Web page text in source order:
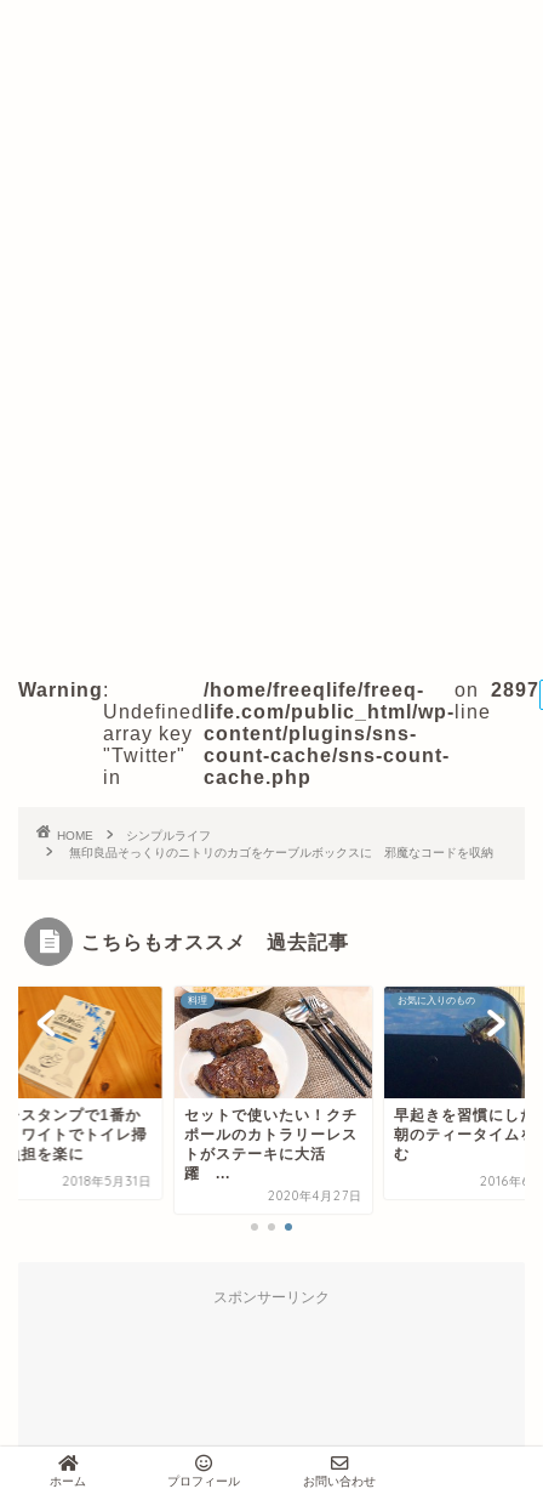
Warning:
Undefined
array key
"Twitter"
in
/home/freeqlife/freeq-
life.com/public_html/wp-
content/plugins/sns-
count-cache/sns-count-
cache.php
on
line
2897
HOME
シンプルライフ
無印良品そっくりのニトリのカゴをケーブルボックスに 邪魔なコードを収納
こちらもオススメ 過去記事
レスタンプで1番か
トワイトでトイレ掃
負担を楽に
2018年5月31日
料理
セットで使いたい！クチ
ポールのカトラリーレス
トがステーキに大活
躍 ...
2020年4月27日
お気に入りのもの
早起きを習慣にし
朝のティータイムを
む
2016年6
スポンサーリンク
ホーム プロフィール お問い合わせ